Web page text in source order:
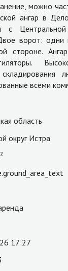
можно
ангар в
с
ворот: одни
стороне.
всеми
область
округ Истра
17:27